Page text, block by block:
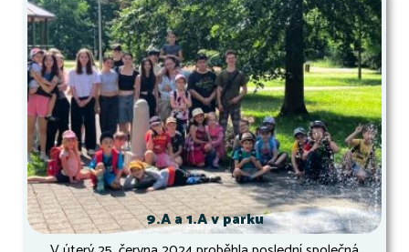
9.A a 1.A v parku